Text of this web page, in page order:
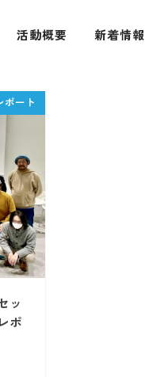
活動概要 新着情報
ッ
ポ